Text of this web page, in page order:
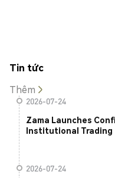
Tin tức
Thêm
2026-07-24
Zama Launches
Institutional Trading
2026-07-24